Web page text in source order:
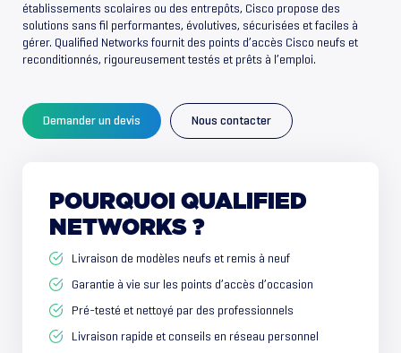
établissements scolaires ou des entrepôts, Cisco propose des
solutions sans fil performantes, évolutives, sécurisées et faciles à
gérer. Qualified Networks fournit des points d’accès Cisco neufs et
reconditionnés, rigoureusement testés et prêts à l’emploi.
Demander un devis Nous contacter
POURQUOI QUALIFIED
NETWORKS ?
Livraison de modèles neufs et remis à neuf
Garantie à vie sur les points d’accès d’occasion
Pré-testé et nettoyé par des professionnels
Livraison rapide et conseils en réseau personnel